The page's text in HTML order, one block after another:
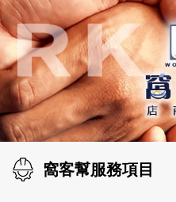
窩客幫服務項目